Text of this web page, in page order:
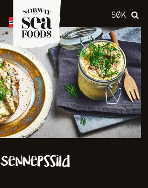
SØK
Sennepssild